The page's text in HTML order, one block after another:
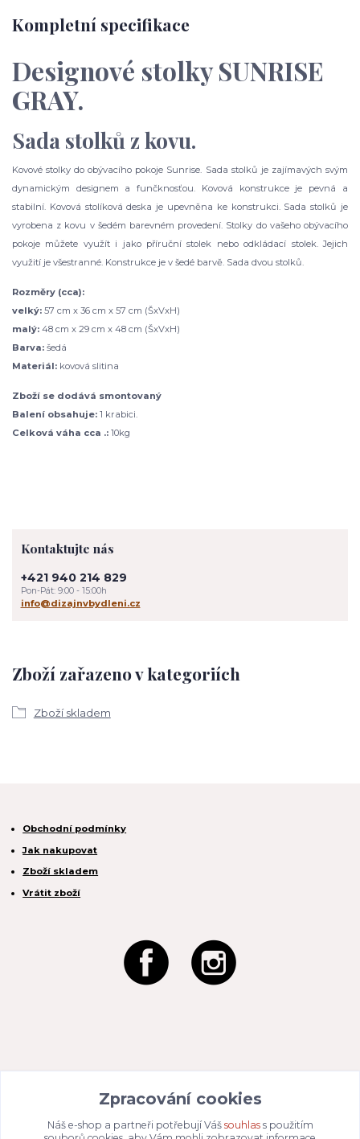
Kompletní specifikace
Designové stolky SUNRISE
GRAY.
Sada stolků z kovu.
Kovové stolky do obývacího pokoje Sunrise. Sada stolků je zajímavých svým
dynamickým designem a funčknosťou. Kovová konstrukce je pevná a
stabilní. Kovová stolíková deska je upevněna ke konstrukci. Sada stolků je
vyrobena z kovu v šedém barevném provedení. Stolky do vašeho obývacího
pokoje můžete využít i jako příruční stolek nebo odkládací stolek. Jejich
využití je všestranné. Konstrukce je v šedé barvě. Sada dvou stolků.
Rozměry (cca):
velký: 57 cm x 36 cm x 57 cm (ŠxVxH)
malý: 48 cm x 29 cm x 48 cm (ŠxVxH)
Barva: šedá
Materiál: kovová slitina
Zboží se dodává smontovaný
Balení obsahuje: 1 krabici.
Celková váha cca .: 10kg
Zboží zařazeno v kategoriích
Zboží skladem
Kontaktujte nás
+421 940 214 829
Pon-Pát: 9:00 - 15:00h
info@dizajnvbydleni.cz
Obchodní podmínky
Jak nakupovat
Zboží skladem
Vrátit zboží
049 80 662
/ DIČ: CZ04980662
info@dizajnvbydleni.cz
Zpracování cookies
Náš e-shop a partneři potřebují Váš souhlass použitím